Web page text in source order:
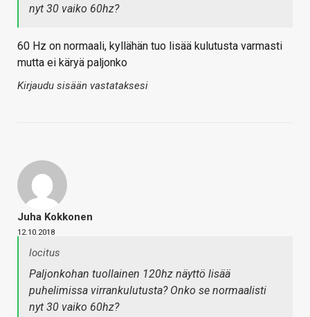
nyt 30 vaiko 60hz?
60 Hz on normaali, kyllähän tuo lisää kulutusta varmasti
mutta ei käryä paljonko
Kirjaudu sisään vastataksesi
Juha Kokkonen
12.10.2018
locitus
Paljonkohan tuollainen 120hz näyttö lisää
puhelimissa virrankulutusta? Onko se normaalisti
nyt 30 vaiko 60hz?